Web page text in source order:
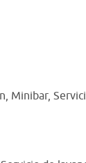
Minibar,